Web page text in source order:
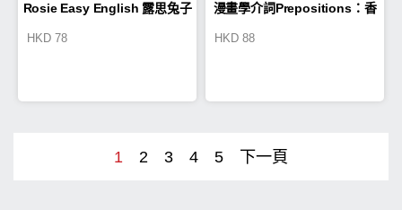
Rosie Easy English 露思兔子
HKD 78
漫畫學介詞Prepositions：香
HKD 88
1 2 3 4 5 下一頁